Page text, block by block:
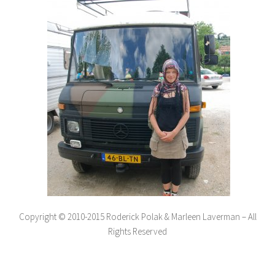
Copyright © 2010-2015 Roderick Polak & Marleen Laverman – All
Rights Reserved